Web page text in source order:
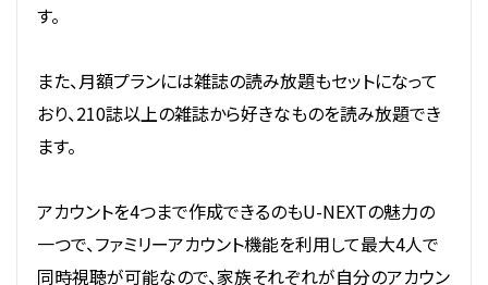
す。
また、月額プランには雑誌の読み放題もセットになって
おり、210誌以上の雑誌から好きなものを読み放題でき
ます。
アカウントを4つまで作成できるのもU-NEXTの魅力の
一つで、ファミリーアカウント機能を利用して最大4人で
同時視聴が可能なので、家族それぞれが自分のアカウン